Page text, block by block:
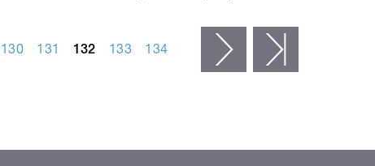
130 131 132 133 134 následující ›